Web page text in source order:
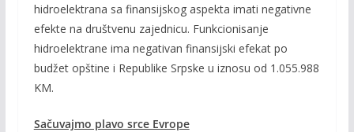
hidroelektrana sa finansijskog aspekta imati negativne
efekte na društvenu zajednicu. Funkcionisanje
hidroelektrane ima negativan finansijski efekat po
budžet opštine i Republike Srpske u iznosu od 1.055.988
KM.
Sačuvajmo plavo srce Evrope